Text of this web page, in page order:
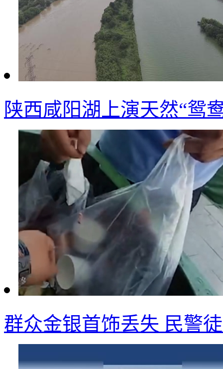
陕西咸阳湖上演天然“鸳
群众金银首饰丢失 民警